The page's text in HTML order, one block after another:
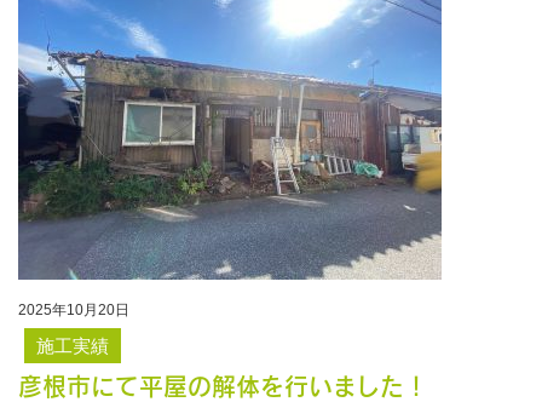
2025年10月20日
施工実績
彦根市にて平屋の解体を行いました！